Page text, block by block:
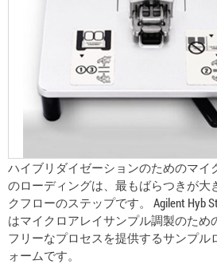
ハイブリダイゼーションのためのマイ
のローディングは、最もばらつきが大
クフローのステップです。 Agilent Hyb
はマイクロアレイサンプル調製のため
フリーなプロセスを提供するサンプル
ォームです。